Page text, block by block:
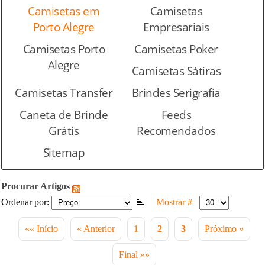
Camisetas em
Porto Alegre
Camisetas
Empresariais
Camisetas Porto
Alegre
Camisetas Poker
Camisetas Sátiras
Camisetas Transfer
Brindes Serigrafia
Caneta de Brinde
Grátis
Feeds
Recomendados
Sitemap
Procurar Artigos
Ordenar por: Mostrar #
«« Início « Anterior 1 2 3 Próximo »
Final »»